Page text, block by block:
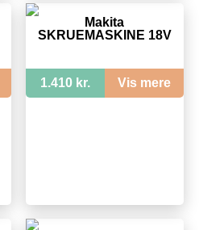
Makita
SKRUEMASKINE 18V
1.410 kr. Vis mere